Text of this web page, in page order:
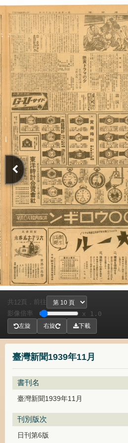
臺灣新聞1939年11月
書刊名
臺灣新聞1939年11月
刊別版次
日刊第6版
共 12頁， 前往
影像倍率
x 1.0
左旋 右旋 下載